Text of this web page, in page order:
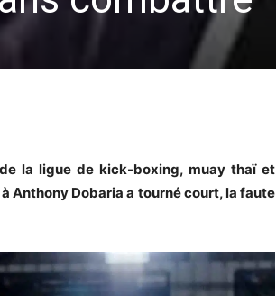
la ligue de kick-boxing, muay thaï et
Anthony Dobaria a tourné court, la faute